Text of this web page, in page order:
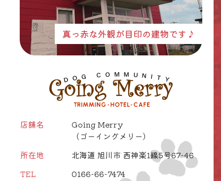
真っ赤な外観が目印の建物です♪
店舗名
Going Merry
（ゴーイングメリー）
所在地
北海道 旭川市 西神楽1線5号67-46
TEL
0166-66-7474